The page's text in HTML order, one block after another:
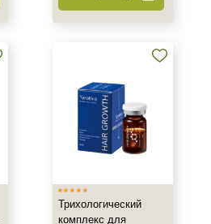
Трихологический
комплекс для